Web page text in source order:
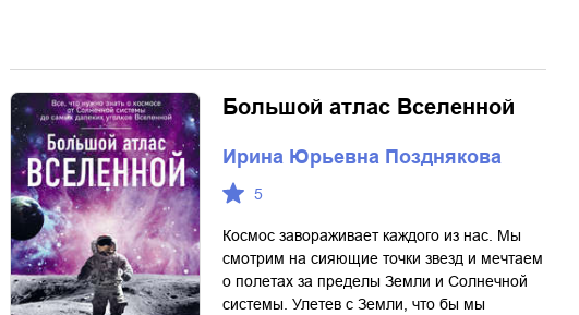
Большой атлас Вселенной
Ирина Юрьевна Позднякова
5
Космос завораживает каждого из нас. Мы
смотрим на сияющие точки звезд и мечтаем
о полетах за пределы Земли и Солнечной
системы. Улетев с Земли, что бы мы